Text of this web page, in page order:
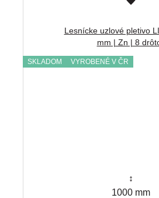
Lesnícke uzlové pletivo
mm | Zn | 8
SKLADOM VYROBENÉ V ČR
↕
1000 mm